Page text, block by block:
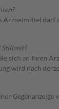
Arzneimittel darf
Stillzeit?
sich an Ihren
wird nach